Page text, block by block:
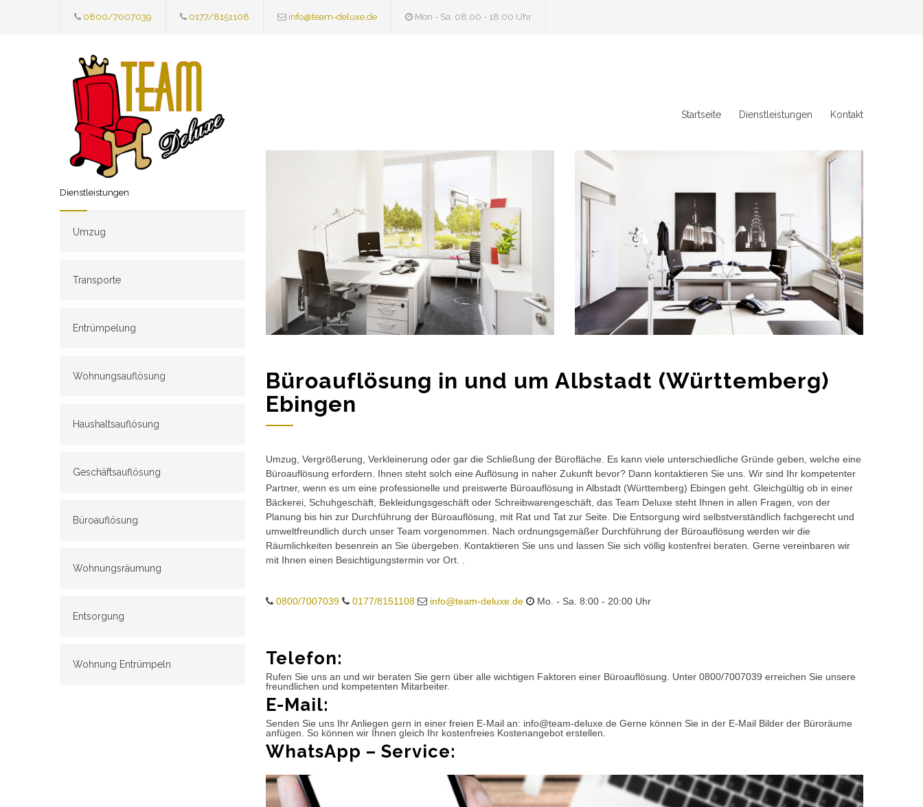
0800/7007039 0177/8151108 info@team-deluxe.de Mon - Sa: 08.00 - 18.00 Uhr
Startseite Dienstleistungen Kontakt
Dienstleistungen
Umzug
Transporte
Entrümpelung
Wohnungsauflösung
Haushaltsauflösung
Geschäftsauflösung
Büroauflösung
Wohnungsräumung
Entsorgung
Wohnung Entrümpeln
Büroauflösung in und um Albstadt (Württemberg)
Ebingen
Umzug, Vergrößerung, Verkleinerung oder gar die Schließung der Bürofläche. Es kann viele unterschiedliche Gründe geben, welche eine
Büroauflösung erfordern. Ihnen steht solch eine Auflösung in naher Zukunft bevor? Dann kontaktieren Sie uns. Wir sind Ihr kompetenter
Partner, wenn es um eine professionelle und preiswerte Büroauflösung in Albstadt (Württemberg) Ebingen geht. Gleichgültig ob in einer
Bäckerei, Schuhgeschäft, Bekleidungsgeschäft oder Schreibwarengeschäft, das Team Deluxe steht Ihnen in allen Fragen, von der
Planung bis hin zur Durchführung der Büroauflösung, mit Rat und Tat zur Seite. Die Entsorgung wird selbstverständlich fachgerecht und
umweltfreundlich durch unser Team vorgenommen. Nach ordnungsgemäßer Durchführung der Büroauflösung werden wir die
Räumlichkeiten besenrein an Sie übergeben. Kontaktieren Sie uns und lassen Sie sich völlig kostenfrei beraten. Gerne vereinbaren wir
mit Ihnen einen Besichtigungstermin vor Ort. .
0800/7007039 0177/8151108 info@team-deluxe.de Mo. - Sa. 8:00 - 20:00 Uhr
Telefon:
Rufen Sie uns an und wir beraten Sie gern über alle wichtigen Faktoren einer Büroauflösung. Unter 0800/7007039 erreichen Sie unsere
freundlichen und kompetenten Mitarbeiter.
E-Mail:
Senden Sie uns Ihr Anliegen gern in einer freien E-Mail an: info@team-deluxe.de Gerne können Sie in der E-Mail Bilder der Büroräume
anfügen. So können wir Ihnen gleich Ihr kostenfreies Kostenangebot erstellen.
WhatsApp – Service: